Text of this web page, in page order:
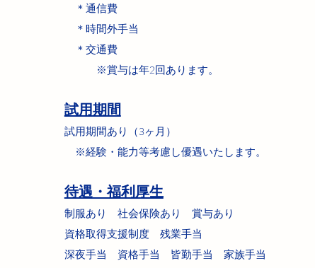
＊通信費
＊時間外手当
​ ＊交通費
※賞与は年2回あります。
試用期間
試用期間あり（3ヶ月）
※経験・能力等考慮し優遇いたします。
待遇・福利厚生
制服あり 社会保険あり 賞与あり
資格取得支援制度 残業手当
​深夜手当 資格手当 皆勤手当 家族手当